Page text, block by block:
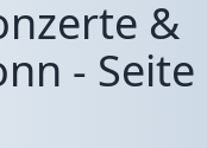
&
- Seite